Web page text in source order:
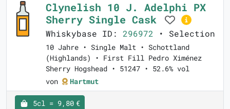
Clynelish 10 J. Adelphi PX
Sherry Single Cask
Whiskybase ID: 296972 • Selection
10 Jahre • Single Malt • Schottland
(Highlands) • First Fill Pedro Ximénez
Sherry Hogshead • 51247 • 52.6% vol
von
Hartmut
5cl = 9,80 €